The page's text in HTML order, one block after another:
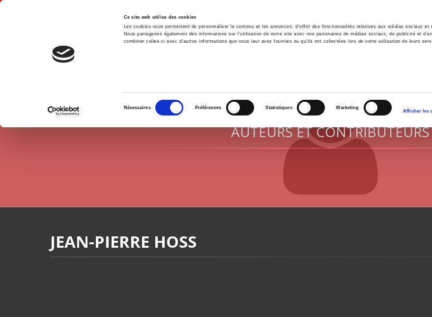
Ce site web utilise des cookies
Les cookies nous permettent de personnaliser le contenu et les annonces, d'offrir des fonctionnalités relatives aux médias sociaux et
Nous partageons également des informations sur l'utilisation de notre site avec nos partenaires de médias sociaux, de publicité et
combiner celles-ci avec d'autres informations que vous leur avez fournies ou qu'ils ont collectées lors de votre utilisation de leurs
consentement
Nécessaires Préférences Statistiques Marketing
Afficher les
Accueil Environnement Histoire International
AUTEURS ET CONTRIBUTEURS
JEAN-PIERRE HOSS